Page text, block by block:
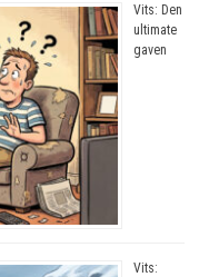
Vits: Den
ultimate
gaven
Vits: